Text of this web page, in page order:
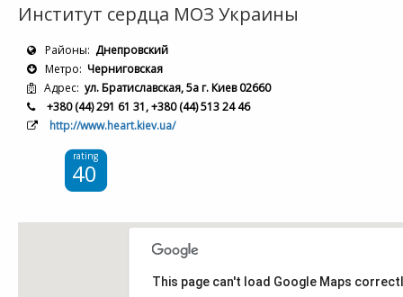
Институт сердца МОЗ Украины
Районы: Днепровский
Метро: Черниговская
Адрес: ул. Братиславская, 5а г. Киев 02660
+380 (44) 291 61 31, +380 (44) 513 24 46
http://www.heart.kiev.ua/
rating
40
This page can't load Google Maps